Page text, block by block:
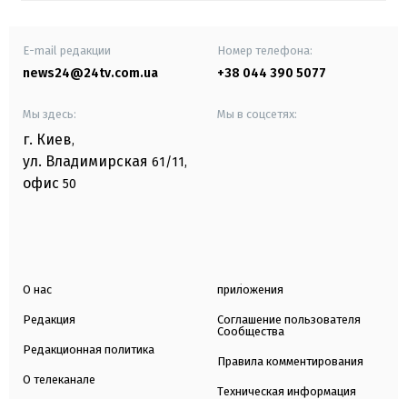
E-mail редакции
news24@24tv.com.ua
Номер телефона:
+38 044 390 5077
Мы здесь:
г. Киев,
ул. Владимирская 61/11,
офис 50
Мы в соцсетях:
О нас
Редакция
Редакционная политика
О телеканале
приложения
Соглашение пользователя
Сообщества
Правила комментирования
Техническая информация